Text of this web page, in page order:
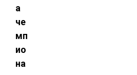
а
че
мп
ио
на